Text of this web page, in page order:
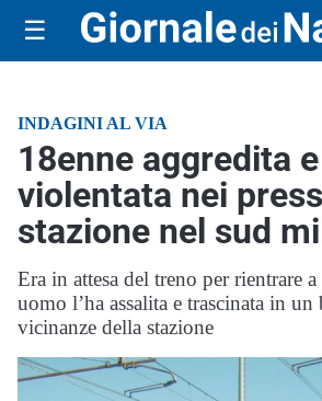
☰
INDAGINI AL VIA
18enne aggredita e
violentata nei
stazione nel sud
Era in attesa del treno per rientrare
uomo l’ha assalita e trascinata in un
vicinanze della stazione